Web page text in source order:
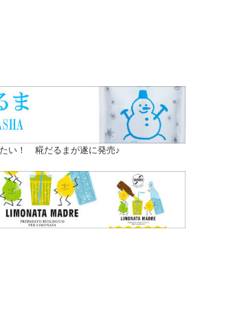
い！ 糀だるまが遂に発売♪